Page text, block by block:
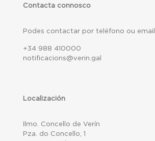
Contacta connosco
Podes contactar por teléfono ou email
+34 988 410000
notificacions@verin.gal
Localización
Ilmo. Concello de Verín
Pza. do Concello, 1